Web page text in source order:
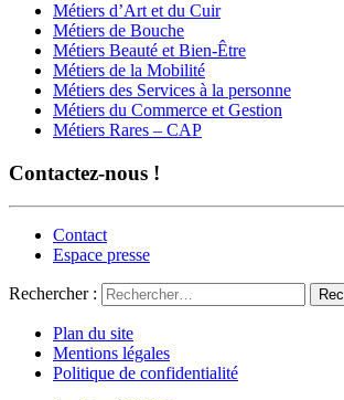
Métiers d’Art et du Cuir
Métiers de Bouche
Métiers Beauté et Bien-Être
Métiers de la Mobilité
Métiers des Services à la personne
Métiers du Commerce et Gestion
Métiers Rares – CAP
Contactez-nous !
Contact
Espace presse
Rechercher :
Plan du site
Mentions légales
Politique de confidentialité